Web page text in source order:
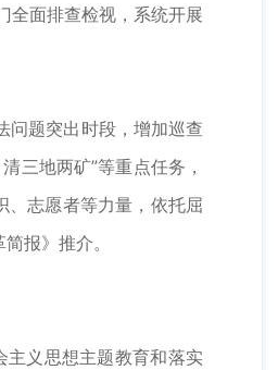
全面排查检视，系统开展
题突出时段，增加巡查
三地两矿”等重点任务，
、志愿者等力量，依托屈
报》推介。
义思想主题教育和落实